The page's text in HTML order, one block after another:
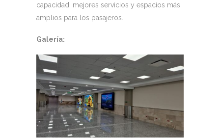
capacidad, mejores servicios y espacios más
amplios para los pasajeros.
Galería: